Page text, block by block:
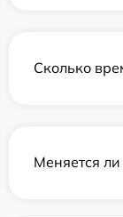
Сколько
Меняется